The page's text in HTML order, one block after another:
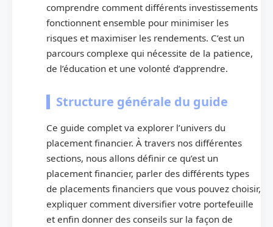
comprendre comment différents investissements
fonctionnent ensemble pour minimiser les
risques et maximiser les rendements. C’est un
parcours complexe qui nécessite de la patience,
de l’éducation et une volonté d’apprendre.
Structure générale du guide
Ce guide complet va explorer l’univers du
placement financier. À travers nos différentes
sections, nous allons définir ce qu’est un
placement financier, parler des différents types
de placements financiers que vous pouvez choisir,
expliquer comment diversifier votre portefeuille
et enfin donner des conseils sur la façon de